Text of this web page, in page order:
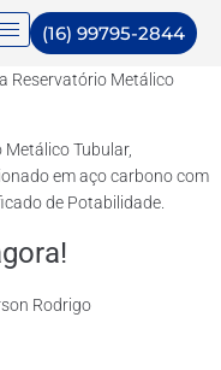
(16) 99795-2844
Reservatório Metálico
Tubular,
em aço carbono com
de Potabilidade.
Rodrigo